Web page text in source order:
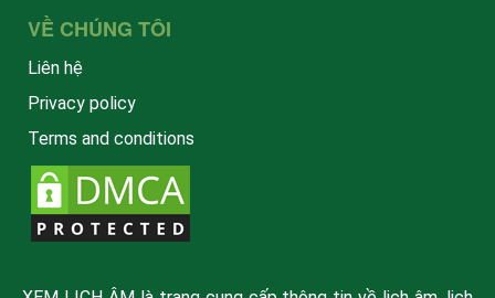
VỀ CHÚNG TÔI
Liên hệ
Privacy policy
Terms and conditions